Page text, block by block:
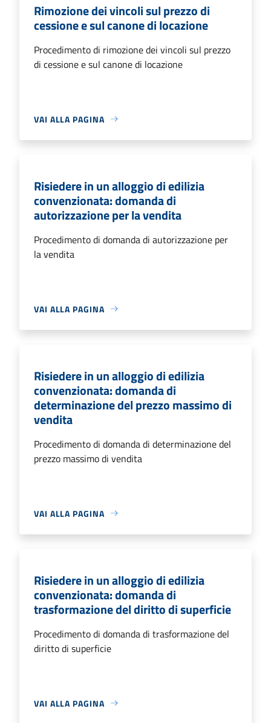
Rimozione dei vincoli sul prezzo di
cessione e sul canone di locazione
Procedimento di rimozione dei vincoli sul prezzo
di cessione e sul canone di locazione
VAI ALLA PAGINA
Risiedere in un alloggio di edilizia
convenzionata: domanda di
autorizzazione per la vendita
Procedimento di domanda di autorizzazione per
la vendita
VAI ALLA PAGINA
Risiedere in un alloggio di edilizia
convenzionata: domanda di
determinazione del prezzo massimo di
vendita
Procedimento di domanda di determinazione del
prezzo massimo di vendita
VAI ALLA PAGINA
Risiedere in un alloggio di edilizia
convenzionata: domanda di
trasformazione del diritto di superficie
Procedimento di domanda di trasformazione del
diritto di superficie
VAI ALLA PAGINA